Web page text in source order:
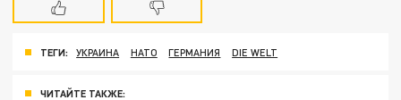
ТЕГИ: УКРАИНА НАТО ГЕРМАНИЯ DIE WELT
ЧИТАЙТЕ ТАКЖЕ: